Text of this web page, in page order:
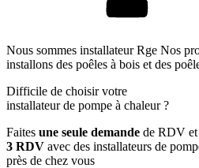
Nous sommes installateur Rge Nos
installons des poêles à bois et des
Difficile de choisir votre
installateur de pompe à chaleur?
Faites une seule demande de RDV et
3 RDV avec des installateurs de
près de chez vous